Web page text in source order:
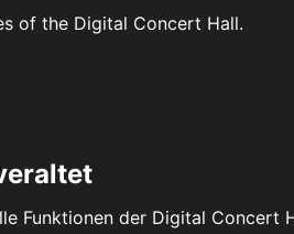
of the Digital Concert Hall.
Funktionen der Digital Concert